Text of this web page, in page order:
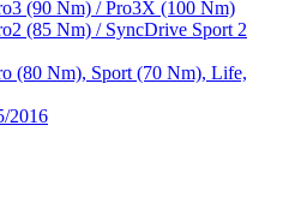
(90 Nm) / Pro3X (100 Nm)
(85 Nm) / SyncDrive Sport 2
(80 Nm), Sport (70 Nm), Life,
2016